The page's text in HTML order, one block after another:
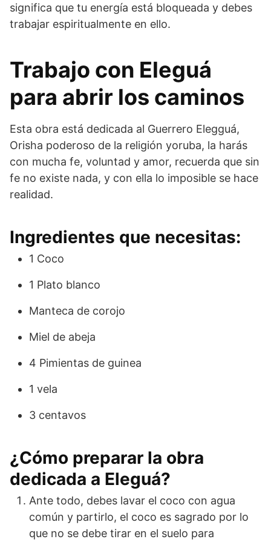
significa que tu energía está bloqueada y debes
trabajar espiritualmente en ello.
Trabajo con Eleguá
para abrir los caminos
Esta obra está dedicada al Guerrero Elegguá,
Orisha poderoso de la religión yoruba, la harás
con mucha fe, voluntad y amor, recuerda que sin
fe no existe nada, y con ella lo imposible se hace
realidad.
Ingredientes que necesitas:
1 Coco
1 Plato blanco
Manteca de corojo
Miel de abeja
4 Pimientas de guinea
1 vela
3 centavos
¿Cómo preparar la obra
dedicada a Eleguá?
Ante todo, debes lavar el coco con agua
común y partirlo, el coco es sagrado por lo
que no se debe tirar en el suelo para